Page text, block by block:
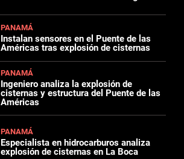
PANAMÁ
Instalan sensores en el Puente de las
Américas tras explosión de cisternas
PANAMÁ
Ingeniero analiza la explosión de
cisternas y estructura del Puente de las
Américas
PANAMÁ
Especialista en hidrocarburos analiza
explosión de cisternas en La Boca